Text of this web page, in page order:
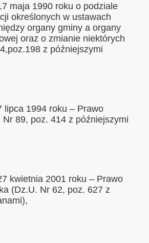
maja 1990 roku o podziale
określonych w ustawach
organy gminy a organy
oraz o zmianie niektórych
z późniejszymi
lipca 1994 roku – Prawo
89, poz. 414 z późniejszymi
kwietnia 2001 roku – Prawo
(Dz.U. Nr 62, poz. 627 z